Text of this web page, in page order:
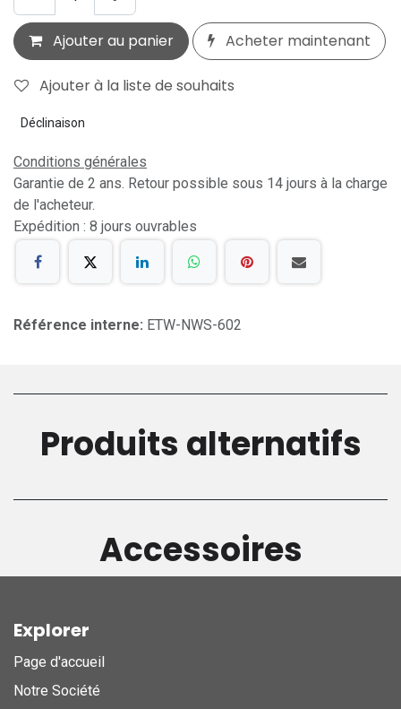
Ajouter au panier Acheter maintenant
Ajouter à la liste de souhaits
Déclinaison
Conditions générales
Garantie de 2 ans. Retour possible sous 14 jours à la charge
de l'acheteur.
Expédition : 8 jours ouvrables
Référence interne: ETW-NWS-602
Produits alternatifs
Accessoires
Explorer
Page d'accueil
Notre Société